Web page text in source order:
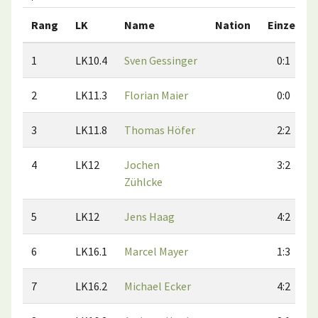
Rang LK Name Nation Einzel
1 LK10.4 Sven Gessinger 0:1
2 LK11.3 Florian Maier 0:0
3 LK11.8 Thomas Höfer 2:2
4 LK12
Jochen
Zühlcke
3:2
5 LK12 Jens Haag 4:2
6 LK16.1 Marcel Mayer 1:3
7 LK16.2 Michael Ecker 4:2